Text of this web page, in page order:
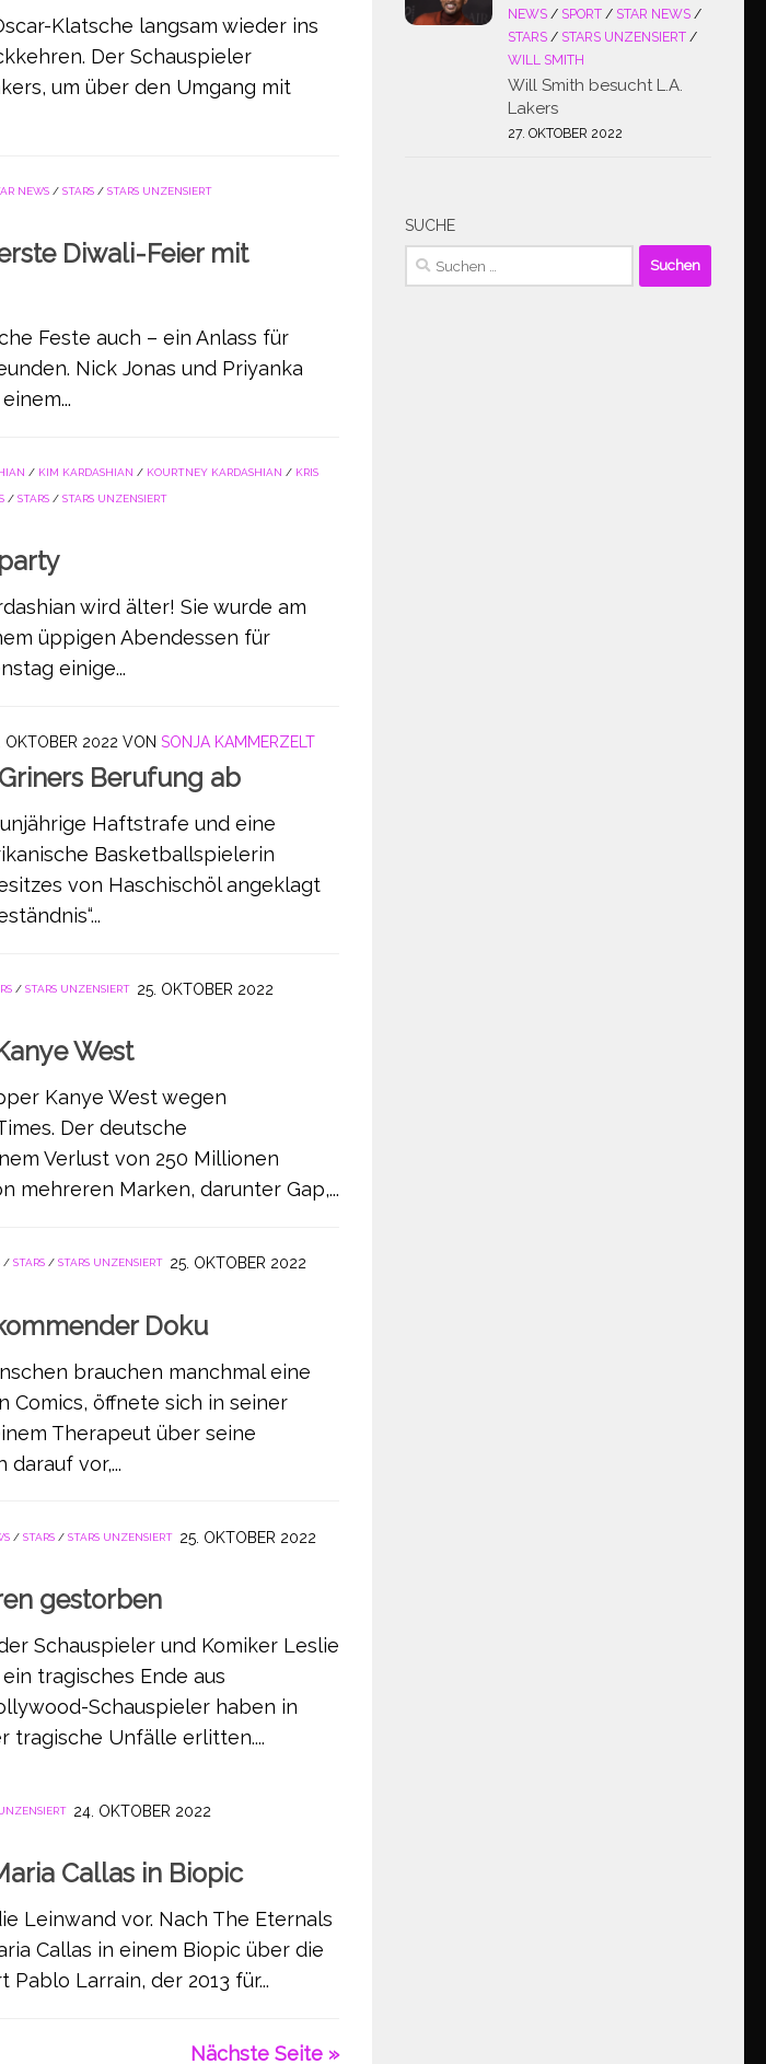
Klatsche langsam wieder ins
Der Schauspieler
um über den Umgang mit
NEWS / STARS / STARS UNZENSIERT
Diwali-Feier mit
Feste auch – ein Anlass für
Nick Jonas und Priyanka
/ KIM KARDASHIAN / KOURTNEY KARDASHIAN / KRIS
/ STARS / STARS UNZENSIERT
wird älter! Sie wurde am
üppigen Abendessen für
einige...
OKTOBER 2022 VON SONJA KAMMERZELT
Berufung ab
Haftstrafe und eine
Basketballspielerin
von Haschischöl angeklagt
/ STARS UNZENSIERT
25. OKTOBER 2022
West
Kanye West wegen
Der deutsche
Verlust von 250 Millionen
mehreren Marken, darunter Gap,...
/ STARS / STARS UNZENSIERT
25. OKTOBER 2022
Doku
brauchen manchmal eine
Comics, öffnete sich in seiner
Therapeut über seine
vor,...
/ STARS / STARS UNZENSIERT
25. OKTOBER 2022
gestorben
Schauspieler und Komiker Leslie
tragisches Ende aus
Schauspieler haben in
tragische Unfälle erlitten....
24. OKTOBER 2022
Callas in Biopic
Leinwand vor. Nach The Eternals
Callas in einem Biopic über die
Larrain, der 2013 für...
Nächste Seite »
NEWS / SPORT / STAR NEWS /
STARS / STARS UNZENSIERT /
WILL SMITH
Will Smith besucht L.A.
Lakers
27. OKTOBER 2022
SUCHE
Suchen
nach: